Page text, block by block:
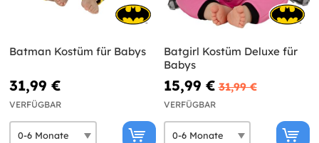
Batman Kostüm für Babys
31,99 €
VERFÜGBAR
Batgirl Kostüm Deluxe für
Babys
15,99 € 31,99 €
VERFÜGBAR